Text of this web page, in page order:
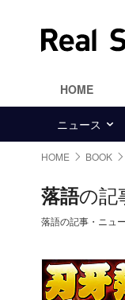
HOME
ニュース
HOME BOOK
落語の記
落語の記事・ニュ